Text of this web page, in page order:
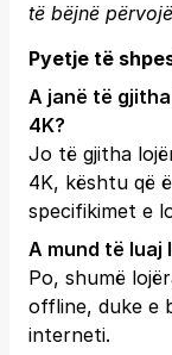
të bëjnë
Pyetje të
A janë të
4K?
Jo të gjitha
4K, kështu që
specifikimet e
A mund të luaj
Po, shumë
offline, duke e
interneti.